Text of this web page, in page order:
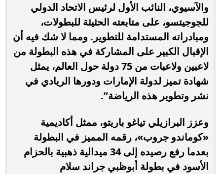
والآسيوي، النائب الأول لرئيس الاتحاد الدولي
للجوجيتسو، على متابعته الحثيثة للبطولات،
ومبادراته المستدامة للتطوير. ومما لا شك فيه أن
الإقبال الكبير على المشاركة في هذه البطولة من
لاعبين ولاعبات من 75 دولة حول العالم، يمثل
شهادة تميز لدولة الإمارات ودورها الريادي في
نشر وتطوير هذه الرياضة”.
وعزز البرازيلي تياغو باريتو، ممثل أكاديمية
«كوماندو جروب»، رقمه المميز في البطولة
بعدما رفع رصيده إلى 34 ميدالية ذهبية بالحزام
الأسود في بطولة أبوظبي جراند سلام